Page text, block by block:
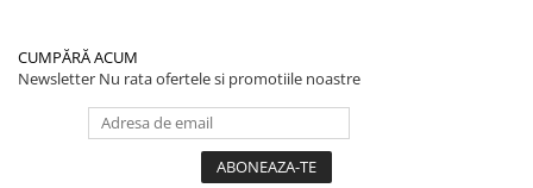
CUMPĂRĂ ACUM
Newsletter Nu rata ofertele si promotiile noastre